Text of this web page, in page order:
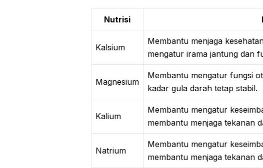
Nutrisi
Kalsium
Membantu menjaga
mengatur irama jantung dan
Magnesium
Membantu mengatur fungsi
kadar gula darah tetap stabil.
Kalium
Membantu mengatur
membantu menjaga tekanan
Natrium
Membantu mengatur
membantu menjaga tekanan